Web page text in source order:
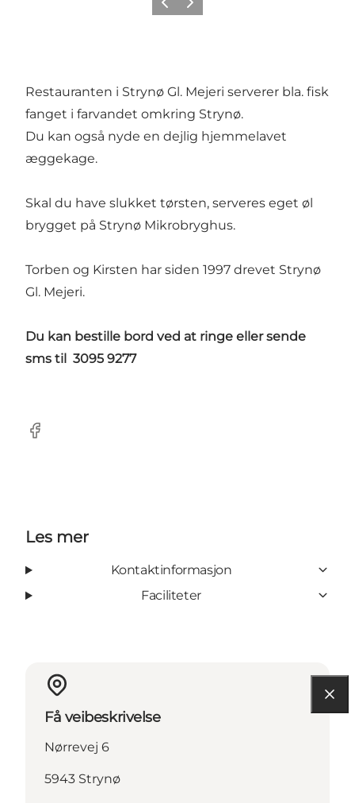
ForrigeNeste
Restauranten i Strynø Gl. Mejeri serverer bla. fisk
fanget i farvandet omkring Strynø.
Du kan også nyde en dejlig hjemmelavet
æggekage.
Skal du have slukket tørsten, serveres eget øl
brygget på Strynø Mikrobryghus.
Torben og Kirsten har siden 1997 drevet Strynø
Gl. Mejeri.
Du kan bestille bord ved at ringe eller sende
sms til 3095 9277
Facebook
Les mer
Kontaktinformasjon
Faciliteter
Få veibeskrivelse
Nørrevej 6
5943 Strynø